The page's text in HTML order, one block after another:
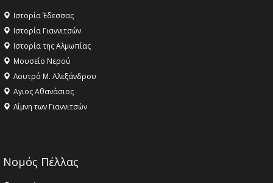
Ιστορία Έδεσσας
Ιστορία Γιαννιτσών
Ιστορία της Αλμωπίας
Μουσείο Νερού
Λουτρό Μ. Αλεξάνδρου
Αγιος Αθανάσιος
Λίμνη των Γιαννιτσών
Νομός Πέλλας